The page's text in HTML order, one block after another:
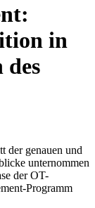
in
des
der genauen und
unternommen
der OT-
Programm